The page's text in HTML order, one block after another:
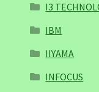
I3
IBM
IIYAMA
INFOCUS